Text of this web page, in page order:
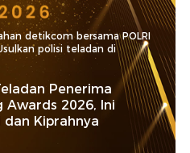
detikcom bersama POLRI
polisi teladan di
Penerima
Awards 2026, Ini
Kiprahnya